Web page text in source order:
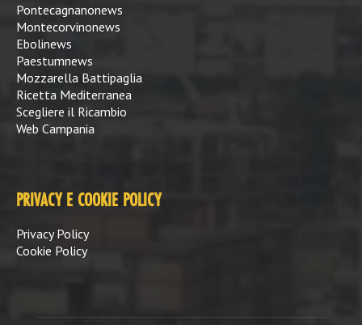
Pontecagnanonews
Montecorvinonews
Ebolinews
Paestumnews
Mozzarella Battipaglia
Ricetta Mediterranea
Scegliere il Ricambio
Web Campania
PRIVACY E COOKIE POLICY
Privacy Policy
Cookie Policy